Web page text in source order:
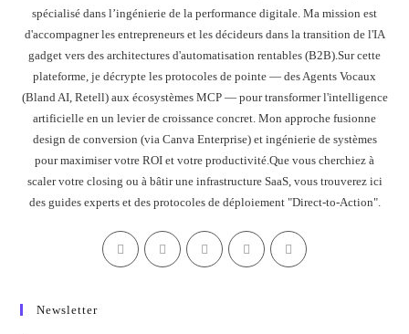
spécialisé dans l’ingénierie de la performance digitale. Ma mission est
d'accompagner les entrepreneurs et les décideurs dans la transition de l'IA
gadget vers des architectures d'automatisation rentables (B2B).Sur cette
plateforme, je décrypte les protocoles de pointe — des Agents Vocaux
(Bland AI, Retell) aux écosystèmes MCP — pour transformer l'intelligence
artificielle en un levier de croissance concret. Mon approche fusionne
design de conversion (via Canva Enterprise) et ingénierie de systèmes
pour maximiser votre ROI et votre productivité.Que vous cherchiez à
scaler votre closing ou à bâtir une infrastructure SaaS, vous trouverez ici
des guides experts et des protocoles de déploiement "Direct-to-Action".
Newsletter